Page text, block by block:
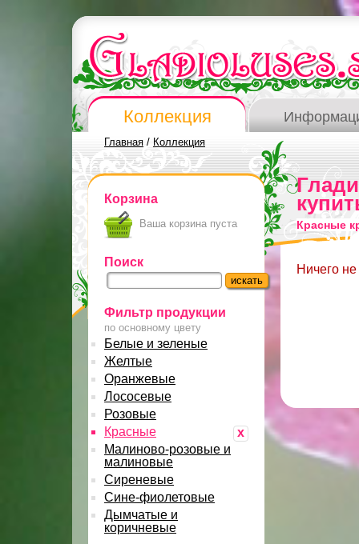
Коллекция
Главная / Коллекция
Корзина
Ваша корзина пуста
Поиск
Фильтр продукции
по основному цвету
Белые и зеленые
Желтые
Оранжевые
Лососевые
Розовые
x
Красные
Малиново-розовые и
малиновые
Сиреневые
Сине-фиолетовые
Дымчатые и
коричневые
Красные
Ничего